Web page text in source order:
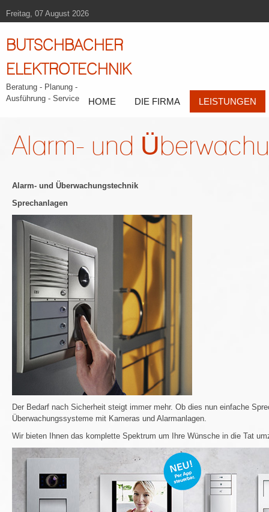
Freitag, 07 August 2026
BUTSCHBACHER
ELEKTROTECHNIK
Beratung - Planung -
Ausführung - Service
HOME DIE FIRMA LEISTUNGEN
Alarm- und
Alarm- und Überwachungstechnik
Sprechanlagen
Der Bedarf nach Sicherheit steigt immer mehr. Ob dies nun einfache
Überwachungssysteme mit Kameras und Alarmanlagen.
Wir bieten Ihnen das komplette Spektrum um Ihre Wünsche in die Tat